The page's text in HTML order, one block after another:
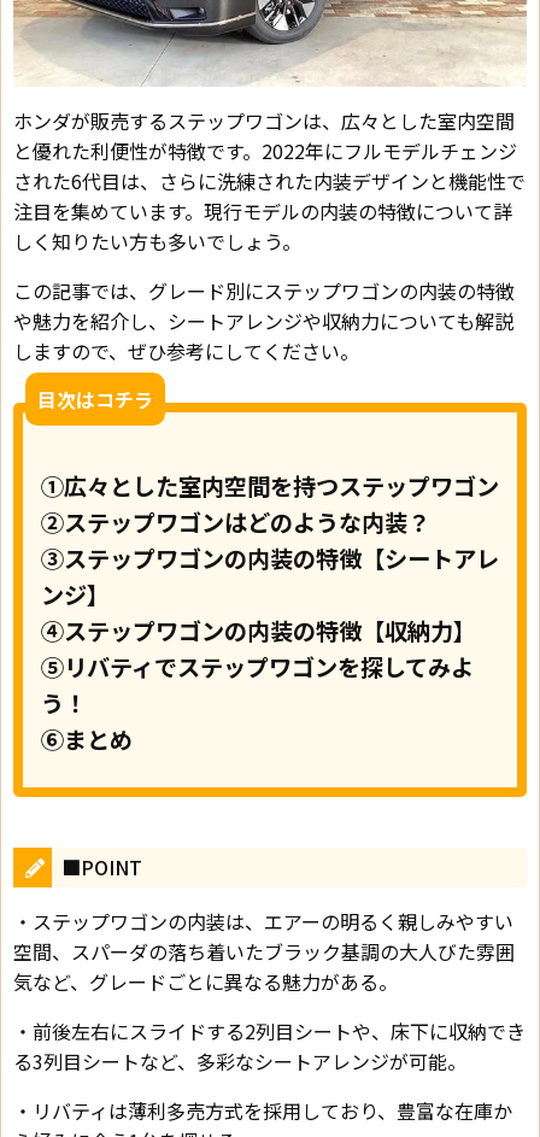
ホンダが販売するステップワゴンは、広々とした室内空間
と優れた利便性が特徴です。2022年にフルモデルチェンジ
された6代目は、さらに洗練された内装デザインと機能性で
注目を集めています。現行モデルの内装の特徴について詳
しく知りたい方も多いでしょう。
この記事では、グレード別にステップワゴンの内装の特徴
や魅力を紹介し、シートアレンジや収納力についても解説
しますので、ぜひ参考にしてください。
目次はコチラ
①広々とした室内空間を持つステップワゴン
②ステップワゴンはどのような内装？
③ステップワゴンの内装の特徴【シートアレ
ンジ】
④ステップワゴンの内装の特徴【収納力】
⑤リバティでステップワゴンを探してみよ
う！
⑥まとめ
■POINT
・ステップワゴンの内装は、エアーの明るく親しみやすい
空間、スパーダの落ち着いたブラック基調の大人びた雰囲
気など、グレードごとに異なる魅力がある。
・前後左右にスライドする2列目シートや、床下に収納でき
る3列目シートなど、多彩なシートアレンジが可能。
・リバティは薄利多売方式を採用しており、豊富な在庫か